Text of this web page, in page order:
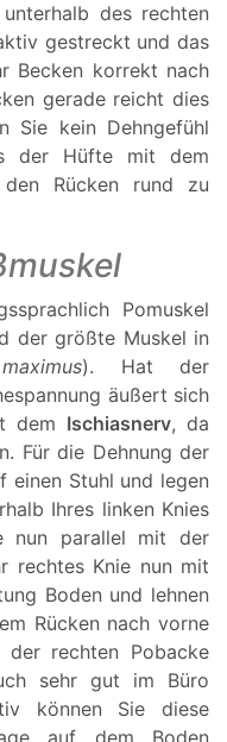
des rechten
gestreckt und das
Becken korrekt nach
gerade reicht dies
Sie kein Dehngefühl
der Hüfte mit dem
Rücken rund zu
Pomuskel
der größte Muskel in
). Hat der
äußert sich
dem Ischiasnerv, da
Für die Dehnung der
einen Stuhl und legen
Ihres linken Knies
nun parallel mit der
rechtes Knie nun mit
Boden und lehnen
Rücken nach vorne
rechten Pobacke
sehr gut im Büro
können Sie diese